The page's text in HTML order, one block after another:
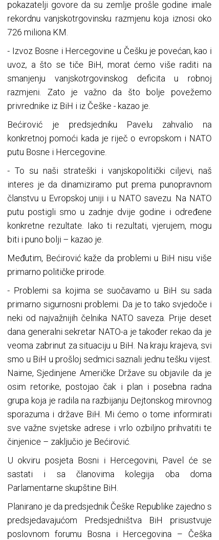
pokazatelji govore da su zemlje prošle godine imale
rekordnu vanjskotrgovinsku razmjenu koja iznosi oko
726 miliona KM.
- Izvoz Bosne i Hercegovine u Češku je povećan, kao i
uvoz, a što se tiče BiH, morat ćemo više raditi na
smanjenju vanjskotrgovinskog deficita u robnoj
razmjeni. Zato je važno da što bolje povežemo
privrednike iz BiH i iz Češke - kazao je.
Bećirović je predsjedniku Pavelu zahvalio na
konkretnoj pomoći kada je riječ o evropskom i NATO
putu Bosne i Hercegovine.
- To su naši strateški i vanjskopolitički ciljevi, naš
interes je da dinamiziramo put prema punopravnom
članstvu u Evropskoj uniji i u NATO savezu. Na NATO
putu postigli smo u zadnje dvije godine i određene
konkretne rezultate. Iako ti rezultati, vjerujem, mogu
biti i puno bolji – kazao je.
Međutim, Bećirović kaže da problemi u BiH nisu više
primarno političke prirode.
- Problemi sa kojima se suočavamo u BiH su sada
primarno sigurnosni problemi. Da je to tako svjedoče i
neki od najvažnijih čelnika NATO saveza. Prije deset
dana generalni sekretar NATO-a je također rekao da je
veoma zabrinut za situaciju u BiH. Na kraju krajeva, svi
smo u BiH u prošloj sedmici saznali jednu tešku vijest.
Naime, Sjedinjene Američke Države su objavile da je
osim retorike, postojao čak i plan i posebna radna
grupa koja je radila na razbijanju Dejtonskog mirovnog
sporazuma i države BiH. Mi ćemo o tome informirati
sve važne svjetske adrese i vrlo ozbiljno prihvatiti te
činjenice – zaključio je Bećirović.
U okviru posjeta Bosni i Hercegovini, Pavel će se
sastati i sa članovima kolegija oba doma
Parlamentarne skupštine BiH.
Planirano je da predsjednik Češke Republike zajedno s
predsjedavajućom Predsjedništva BiH prisustvuje
poslovnom forumu Bosna i Hercegovina – Češka